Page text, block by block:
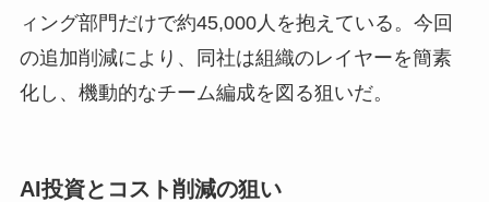
ィング部門だけで約45,000人を抱えている。今回
の追加削減により、同社は組織のレイヤーを簡素
化し、機動的なチーム編成を図る狙いだ。
AI投資とコスト削減の狙い